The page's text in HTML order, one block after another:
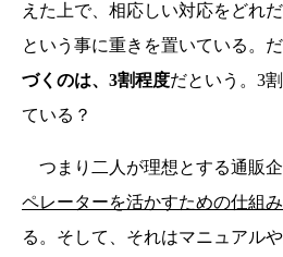
えた上で、相応しい対応をどれ
という事に重きを置いている。だ
づくのは、3割程度だという。3
ている？
つまり二人が理想とする通販
ペレーターを活かすための仕組
る。そして、それはマニュアル